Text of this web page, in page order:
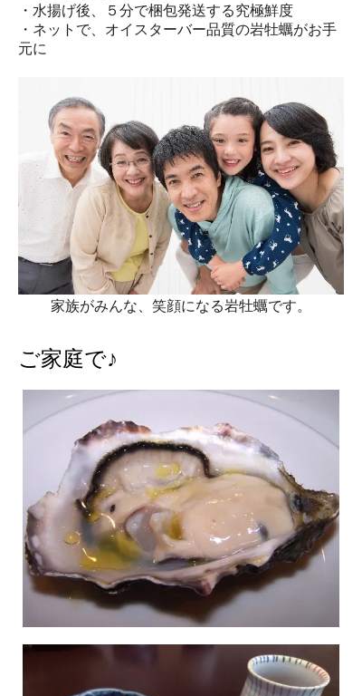
・水揚げ後、５分で梱包発送する究極鮮度
・ネットで、オイスターバー品質の岩牡蠣がお手
元に
家族がみんな、笑顔になる岩牡蠣です。
ご家庭で♪